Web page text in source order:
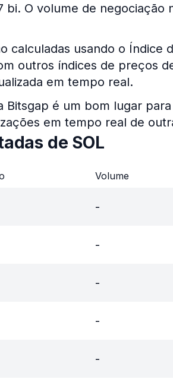
bi. O volume de negociação
calculadas usando o Índice
outros índices de preços
em tempo real.
Bitsgap é um bom lugar
em tempo real de
de SOL
Volume
-
-
-
-
-